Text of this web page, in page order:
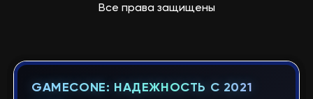
Все права защищены
GAMECONE: НАДЕЖНОСТЬ С 2021